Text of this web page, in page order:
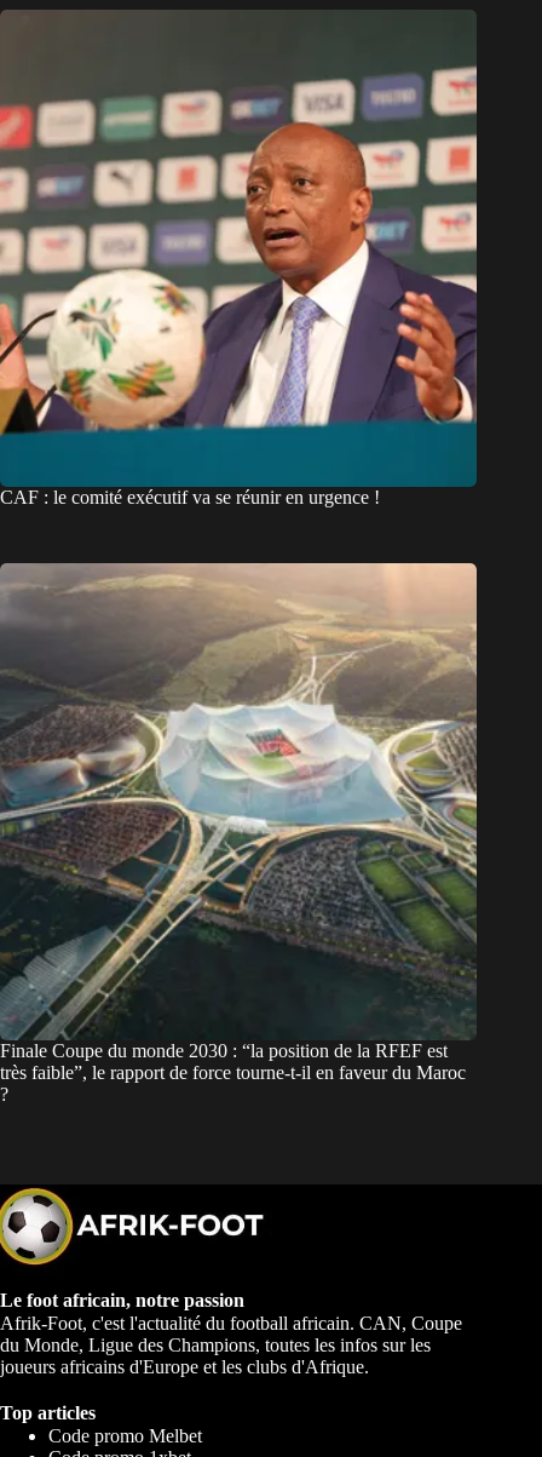
CAF : le comité exécutif va se réunir en urgence !
Finale Coupe du monde 2030 : “la position de la RFEF est
très faible”, le rapport de force tourne-t-il en faveur du Maroc
?
Le foot africain, notre passion
Afrik-Foot, c'est l'actualité du football africain. CAN, Coupe
du Monde, Ligue des Champions, toutes les infos sur les
joueurs africains d'Europe et les clubs d'Afrique.
Top articles
Code promo Melbet